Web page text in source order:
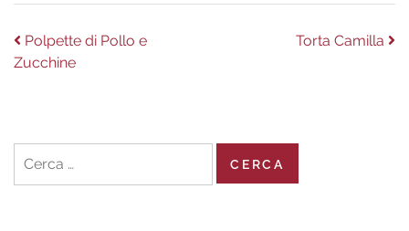
Navigazione
Previous
post:
Polpette di Pollo e
Zucchine
Next
Torta Camilla
per: